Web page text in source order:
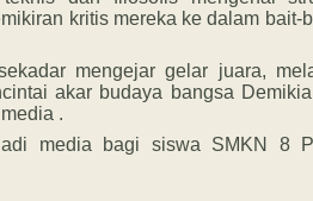
kritis mereka ke dalam bait-
mengejar gelar juara,
akar budaya bangsa
.
media bagi siswa SMKN 8